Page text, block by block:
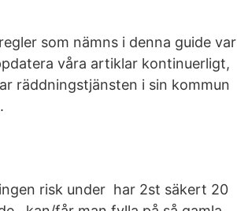
som nämns i denna guide var
våra artiklar kontinuerligt,
räddningstjänsten i sin kommun
risk under har 2st säkert 20